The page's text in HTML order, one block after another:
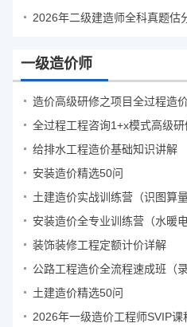
2026年二级建造师全科真题估
一级造价师
造价高级研修之项目全过程造
全过程工程咨询1+x模式高级研
给排水工程造价基础知识讲解
安装造价精选50问
土建造价实战训练营（识图算
安装造价全专业训练营（水暖
装饰装修工程定额计价详解
土建造价精选50问
2026年一级造价工程师SVIP课